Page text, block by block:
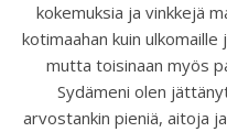
kokemuksia ja vinkkejä
kotimaahan kuin
mutta toisinaan myös
Sydämeni olen
arvostankin pieniä, aitoja